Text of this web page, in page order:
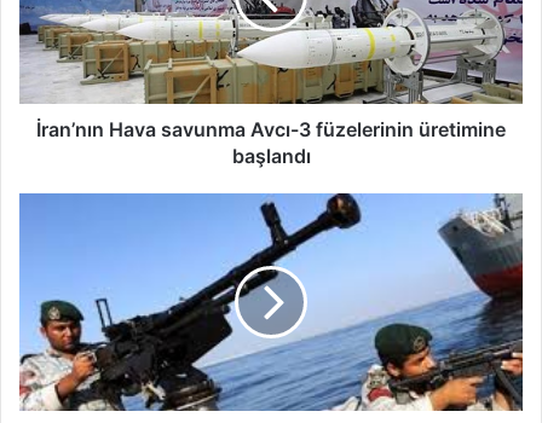
İran’nın Hava savunma Avcı-3 füzelerinin üretimine
başlandı